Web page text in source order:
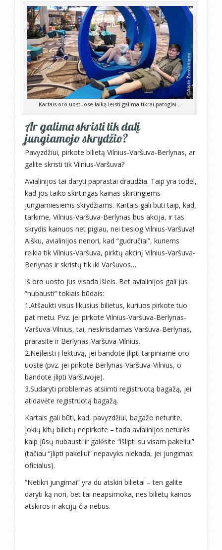
Kartais oro uostuose laiką leisti galima tikrai patogiai…
Ar galima skristi tik dalį
jungiamojo skrydžio?
Pavyzdžiui, pirkote bilietą Vilnius-Varšuva-Berlynas, ar
galite skristi tik Vilnius-Varšuva?
Avialinijos tai daryti paprastai draudžia. Taip yra todėl,
kad jos taiko skirtingas kainas skirtingiems
jungiamiesiems skrydžiams. Kartais gali būti taip, kad,
tarkime, Vilnius-Varšuva-Berlynas bus akcija, ir tas
skrydis kainuos net pigiau, nei tiesiog Vilnius-Varšuva!
Aišku, avialinijos nenori, kad “gudručiai”, kuriems
reikia tik Vilnius-Varšuva, pirktų akcinį Vilnius-Varšuva-
Berlynas ir skristų tik iki Varšuvos…
Iš oro uosto jus visada išleis. Bet avialinijos gali jus
“nubausti” tokiais būdais:
1.Atšaukti visus likusius bilietus, kuriuos pirkote tuo
pat metu. Pvz. jei pirkote Vilnius-Varšuva-Berlynas-
Varšuva-Vilnius, tai, neskrisdamas Varšuva-Berlynas,
prarasite ir Berlynas-Varšuva-Vilnius.
2.Neįleisti į lėktuvą, jei bandote įlipti tarpiniame oro
uoste (pvz. jei pirkote Berlynas-Varšuva-Vilnius, o
bandote įlipti Varšuvoje).
3.Sudaryti problemas atsiimti registruotą bagažą, jei
atidavėte registruotą bagažą.
Kartais gali būti, kad, pavyzdžiui, bagažo neturite,
jokių kitų bilietų nepirkote – tada avialinijos neturės
kaip jūsų nubausti ir galėsite “išlipti su visam pakeliui”
(tačiau “įlipti pakeliui” nepavyks niekada, jei jungimas
oficialus).
“Netikri jungimai” yra du atskiri bilietai – ten galite
daryti ką nori, bet tai neapsimoka, nes bilietų kainos
atskiros ir akcijų čia nebus.